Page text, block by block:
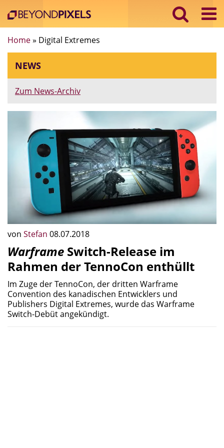
Home» Digital Extremes
NEWS
Zum News-Archiv
von Stefan 08.07.2018
Warframe Switch-Release im
Rahmen der TennoCon enthüllt
Im Zuge der TennoCon, der dritten Warframe
Convention des kanadischen Entwicklers und
Publishers Digital Extremes, wurde das Warframe
Switch-Debüt angekündigt.